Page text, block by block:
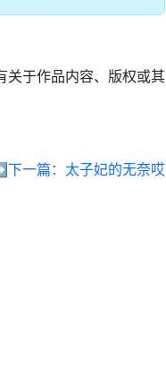
关于作品内容、版权或其
一篇： 太子妃的无奈哎